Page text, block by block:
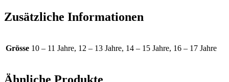
Zusätzliche Informationen
Grösse 10 – 11 Jahre, 12 – 13 Jahre, 14 – 15 Jahre, 16 – 17 Jahre
Ähnliche Produkte